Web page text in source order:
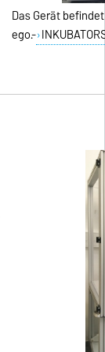
Das Gerät
ego.-